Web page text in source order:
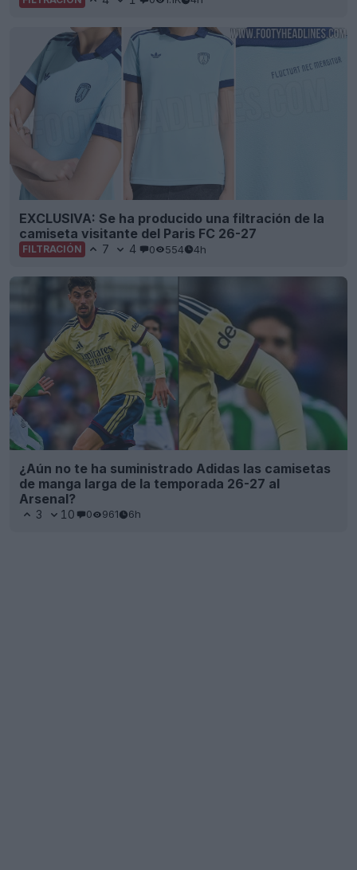
EXCLUSIVA: Se ha producido una filtración de la
camiseta visitante del Paris FC 26-27
FILTRACIÓN 7 4 0 554 4h
¿Aún no te ha suministrado Adidas las camisetas
de manga larga de la temporada 26-27 al
Arsenal?
3 10 0 961 6h